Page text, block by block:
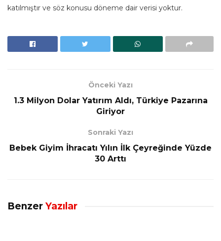
katılmıştır ve söz konusu döneme dair verisi yoktur.
Önceki Yazı
1.3 Milyon Dolar Yatırım Aldı, Türkiye Pazarına
Giriyor
Sonraki Yazı
Bebek Giyim İhracatı Yılın İlk Çeyreğinde Yüzde
30 Arttı
Benzer Yazılar